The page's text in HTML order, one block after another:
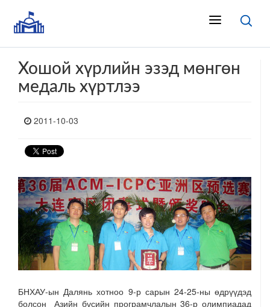
Хошой хүрлийн эзэд мөнгөн
медаль хүртлээ
2011-10-03
БНХАУ-ын Далянь хотноо 9-р сарын 24-25-ны өдрүүдэд
болсон Азийн бүсийн програмчлалын 36-р олимпиадад